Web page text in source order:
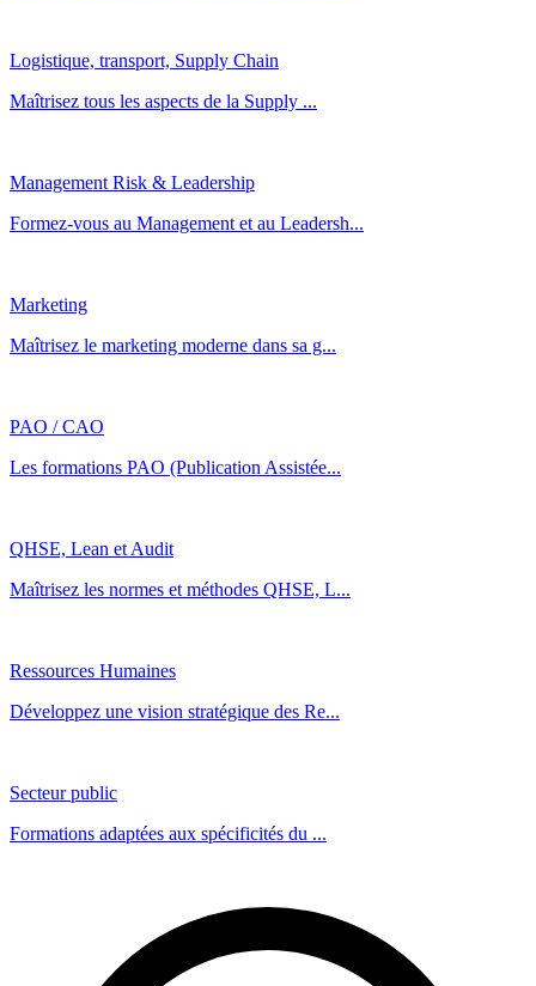
Logistique, transport, Supply Chain
Maîtrisez tous les aspects de la Supply ...
Management Risk & Leadership
Formez-vous au Management et au Leadersh...
Marketing
Maîtrisez le marketing moderne dans sa g...
PAO / CAO
Les formations PAO (Publication Assistée...
QHSE, Lean et Audit
Maîtrisez les normes et méthodes QHSE, L...
Ressources Humaines
Développez une vision stratégique des Re...
Secteur public
Formations adaptées aux spécificités du ...